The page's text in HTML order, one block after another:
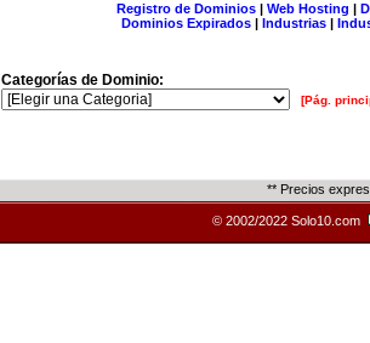
Registro de Dominios| Web Hosting |
Dominios Expirados | Industrias |
Categorías de Dominio:
[Pág.
** Precios
© 2002/2022 Solo10.com